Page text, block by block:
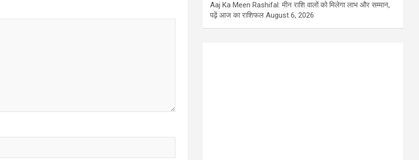
Aaj Ka Meen Rashifal: मीन राशि वालों को मिलेगा लाभ और सम्मान,
पढ़ें आज का राशिफल August 6, 2026